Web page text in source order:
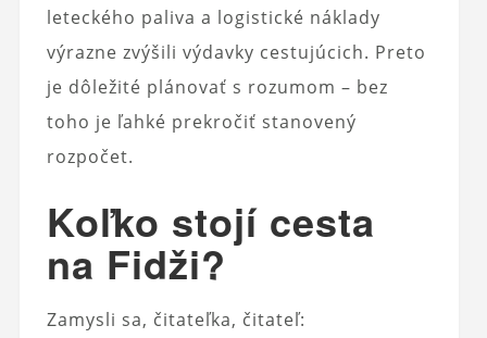
leteckého paliva a logistické náklady
výrazne zvýšili výdavky cestujúcich. Preto
je dôležité plánovať s rozumom – bez
toho je ľahké prekročiť stanovený
rozpočet.
Koľko stojí cesta
na Fidži?
Zamysli sa, čitateľka, čitateľ: